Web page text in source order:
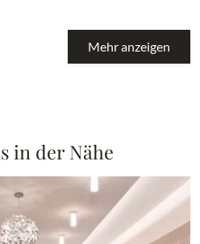
Mehr anzeigen
in der Nähe